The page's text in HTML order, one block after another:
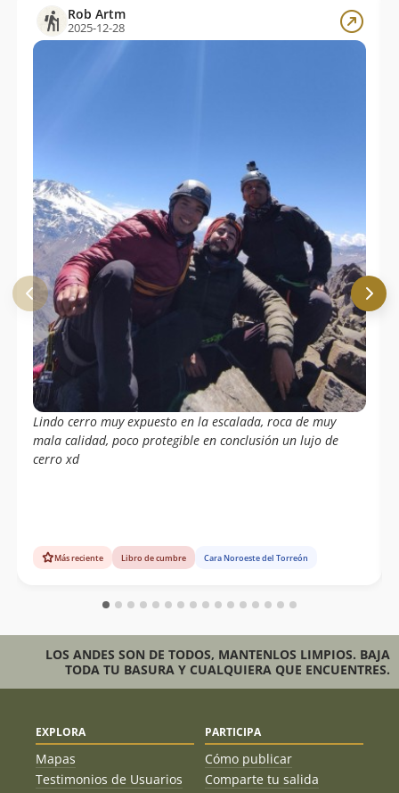
Rob Artm
2025-12-28
Lindo cerro muy expuesto en la escalada, roca de muy
mala calidad, poco protegible en conclusión un lujo de
cerro xd
Más reciente Libro de cumbre Cara Noroeste del Torreón
LOS ANDES SON DE TODOS, MANTENLOS LIMPIOS. BAJA
TODA TU BASURA Y CUALQUIERA QUE ENCUENTRES.
EXPLORA
Mapas
Testimonios de Usuarios
PARTICIPA
Cómo publicar
Comparte tu salida